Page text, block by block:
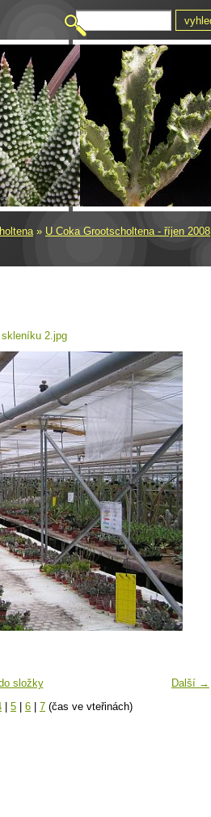
» U Coka Grootscholtena - říjen 2008
2.jpg
Další →
složky
5 6 7 (čas ve vteřinách)